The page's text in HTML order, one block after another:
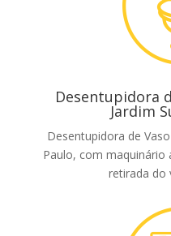
Desentupidora
Jardim
Desentupidora de
Paulo, com maquinário
retirada do